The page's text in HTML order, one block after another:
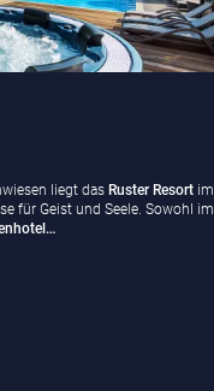
liegt das Ruster Resort im
für Geist und Seele. Sowohl im